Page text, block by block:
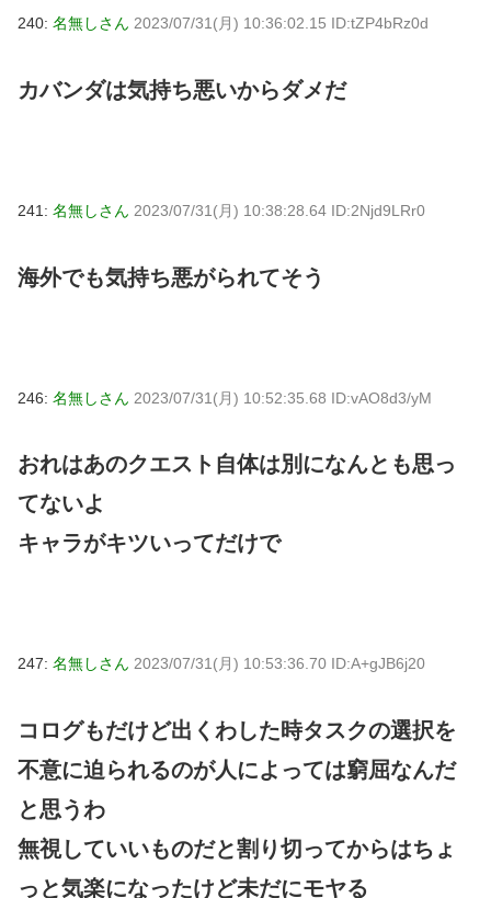
240: 名無しさん 2023/07/31(月) 10:36:02.15 ID:tZP4bRz0d
カバンダは気持ち悪いからダメだ
241: 名無しさん 2023/07/31(月) 10:38:28.64 ID:2Njd9LRr0
海外でも気持ち悪がられてそう
246: 名無しさん 2023/07/31(月) 10:52:35.68 ID:vAO8d3/yM
おれはあのクエスト自体は別になんとも思っ
てないよ
キャラがキツいってだけで
247: 名無しさん 2023/07/31(月) 10:53:36.70 ID:A+gJB6j20
コログもだけど出くわした時タスクの選択を
不意に迫られるのが人によっては窮屈なんだ
と思うわ
無視していいものだと割り切ってからはちょ
っと気楽になったけど未だにモヤる